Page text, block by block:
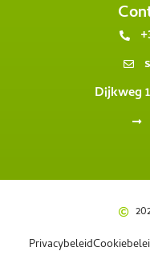
Dijkweg
Privacybeleid